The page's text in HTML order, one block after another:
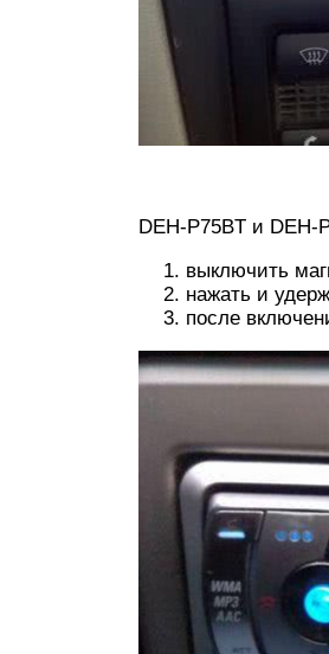
DEH-P75BT и DEH-
выключить
нажать и
после